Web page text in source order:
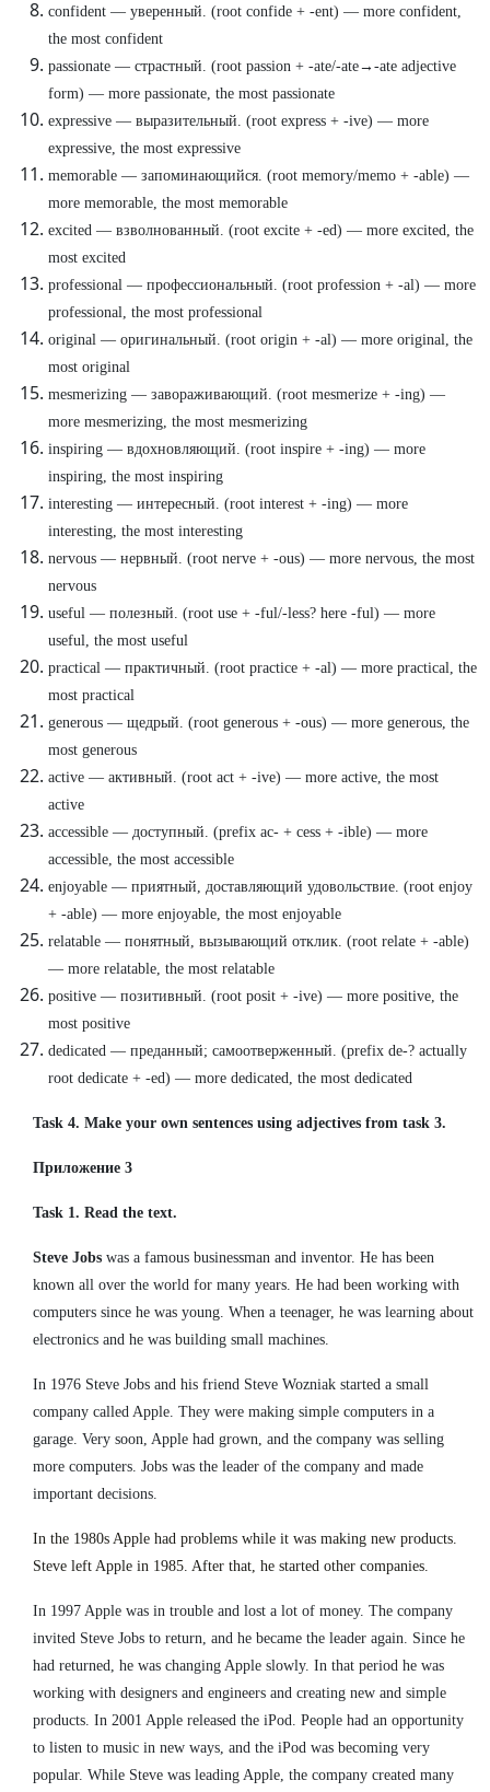
confident — уверенный. (root confide + -ent) — more confident,
the most confident
passionate — страстный. (root passion + -ate/-ate→-ate adjective
form) — more passionate, the most passionate
expressive — выразительный. (root express + -ive) — more
expressive, the most expressive
memorable — запоминающийся. (root memory/memo + -able) —
more memorable, the most memorable
excited — взволнованный. (root excite + -ed) — more excited, the
most excited
professional — профессиональный. (root profession + -al) — more
professional, the most professional
original — оригинальный. (root origin + -al) — more original, the
most original
mesmerizing — завораживающий. (root mesmerize + -ing) —
more mesmerizing, the most mesmerizing
inspiring — вдохновляющий. (root inspire + -ing) — more
inspiring, the most inspiring
interesting — интересный. (root interest + -ing) — more
interesting, the most interesting
nervous — нервный. (root nerve + -ous) — more nervous, the most
nervous
useful — полезный. (root use + -ful/-less? here -ful) — more
useful, the most useful
practical — практичный. (root practice + -al) — more practical, the
most practical
generous — щедрый. (root generous + -ous) — more generous, the
most generous
active — активный. (root act + -ive) — more active, the most
active
accessible — доступный. (prefix ac- + cess + -ible) — more
accessible, the most accessible
enjoyable — приятный, доставляющий удовольствие. (root enjoy
+ -able) — more enjoyable, the most enjoyable
relatable — понятный, вызывающий отклик. (root relate + -able)
— more relatable, the most relatable
positive — позитивный. (root posit + -ive) — more positive, the
most positive
dedicated — преданный; самоотверженный. (prefix de-? actually
root dedicate + -ed) — more dedicated, the most dedicated
Task 4. Make your own sentences using adjectives from task 3.
Приложение 3
Task 1. Read the text.
Steve Jobs was a famous businessman and inventor. He has been
known all over the world for many years. He had been working with
computers since he was young. When a teenager, he was learning about
electronics and he was building small machines.
In 1976 Steve Jobs and his friend Steve Wozniak started a small
company called Apple. They were making simple computers in a
garage. Very soon, Apple had grown, and the company was selling
more computers. Jobs was the leader of the company and made
important decisions.
In the 1980s Apple had problems while it was making new products.
Steve left Apple in 1985. After that, he started other companies.
In 1997 Apple was in trouble and lost a lot of money. The company
invited Steve Jobs to return, and he became the leader again. Since he
had returned, he was changing Apple slowly. In that period he was
working with designers and engineers and creating new and simple
products. In 2001 Apple released the iPod. People had an opportunity
to listen to music in new ways, and the iPod was becoming very
popular. While Steve was leading Apple, the company created many